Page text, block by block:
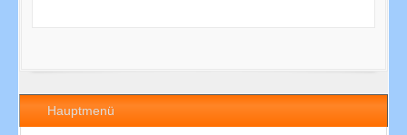
Hauptmenü